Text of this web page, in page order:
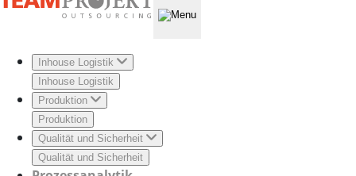
Inhouse Logistik
Inhouse Logistik
Produktion
Produktion
Qualität und Sicherheit
Qualität und Sicherheit